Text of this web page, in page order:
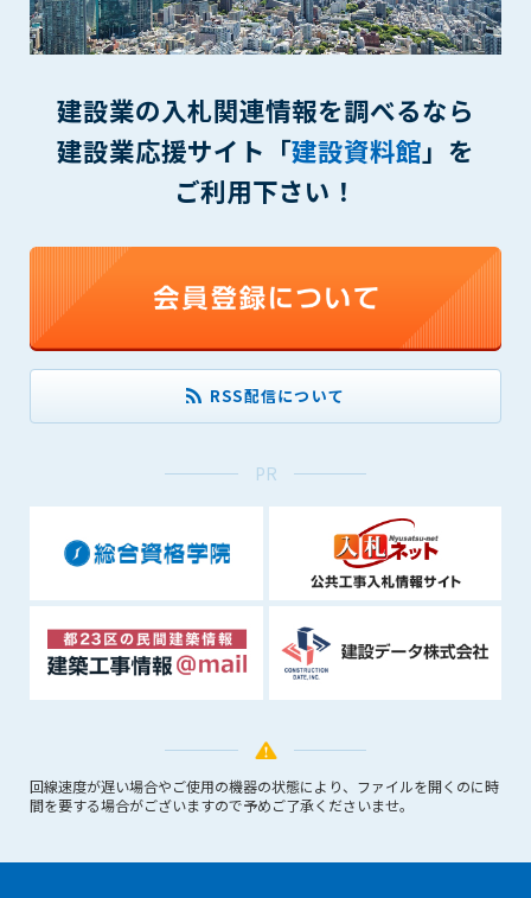
建設業の入札関連情報を調べるなら
建設業応援サイト「建設資料館」を
ご利用下さい！
RSS配信について
PR
回線速度が遅い場合やご使用の機器の状態により、ファイルを開くのに時
間を要する場合がございますので予めご了承くださいませ。
に第三者に提供すること
恐れのあるものは、会員の承諾なく削除できるものとします。
(1) 登録されている情報が、第6条の定める禁止事項に該当する
と管理者が、判断した場合
(2) 建設資料館の運営および保守管理上、必要と判断した場合
(4) その他、管理者が不適当と判断した場合
第8条（サービスの変更・中止等）
管理者は、会員の承諾なく、本サービス内容の変更(新規追加、
できるものとします。これに起因する会員または他の第三者が
第9条（会員の個人情報）
ビスの提供に関連して管理者が知り得た会員の個人情報（以下
個人情報といいます）について、管理者は、以下の各号に該当
する場合を除き、第三者に開示または提供しないものとしま
す。
(1) 会員が、自己の個人情報の開示に事前に同意している場合
(2) 個々の会員を特定できない統計的な処理をした形式で第三
に必要であると管理者が判断した場合
第10条（免責事項）